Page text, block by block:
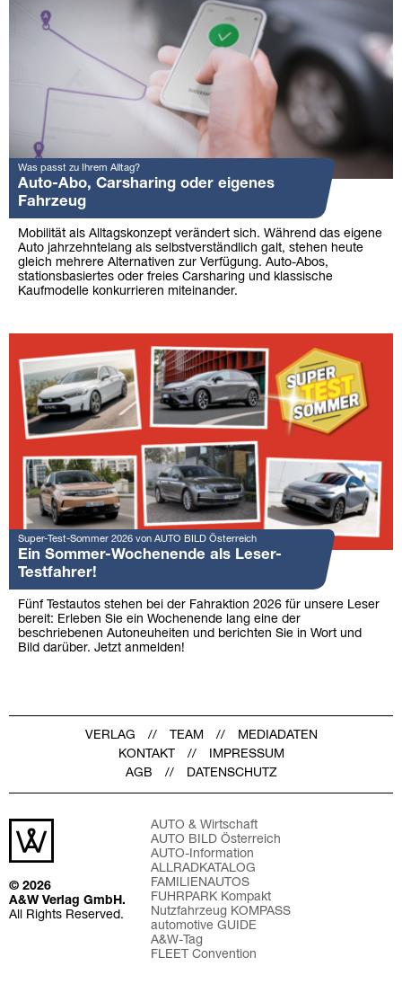
Was passt zu Ihrem Alltag?
Auto-Abo, Carsharing oder eigenes
Fahrzeug
Mobilität als Alltagskonzept verändert sich. Während das eigene
Auto jahrzehntelang als selbstverständlich galt, stehen heute
gleich mehrere Alternativen zur Verfügung. Auto-Abos,
stationsbasiertes oder freies Carsharing und klassische
Kaufmodelle konkurrieren miteinander.
Super-Test-Sommer 2026 von AUTO BILD Österreich
Ein Sommer-Wochenende als Leser-
Testfahrer!
Fünf Testautos stehen bei der Fahraktion 2026 für unsere Leser
bereit: Erleben Sie ein Wochenende lang eine der
beschriebenen Autoneuheiten und berichten Sie in Wort und
Bild darüber. Jetzt anmelden!
VERLAG TEAM
MEDIADATEN
KONTAKT
IMPRESSUM
AGB
DATENSCHUTZ
© 2026
A&W Verlag GmbH.
All Rights Reserved.
AUTO & Wirtschaft
AUTO BILD Österreich
AUTO-Information
ALLRADKATALOG
FAMILIENAUTOS
FUHRPARK Kompakt
Nutzfahrzeug KOMPASS
automotive GUIDE
A&W-Tag
FLEET Convention